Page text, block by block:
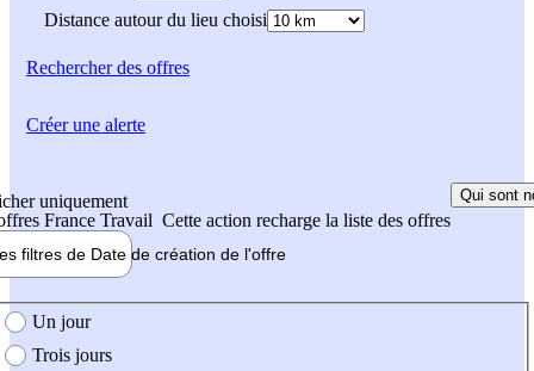
Distance autour du lieu choisi
Rechercherdes offres
uniquement
France Travail Cette action recharge la liste des offres
Qui sont
filtres de Date de création de l'offre
création de l'offre
Un jour
Trois jours
Créer une alerte